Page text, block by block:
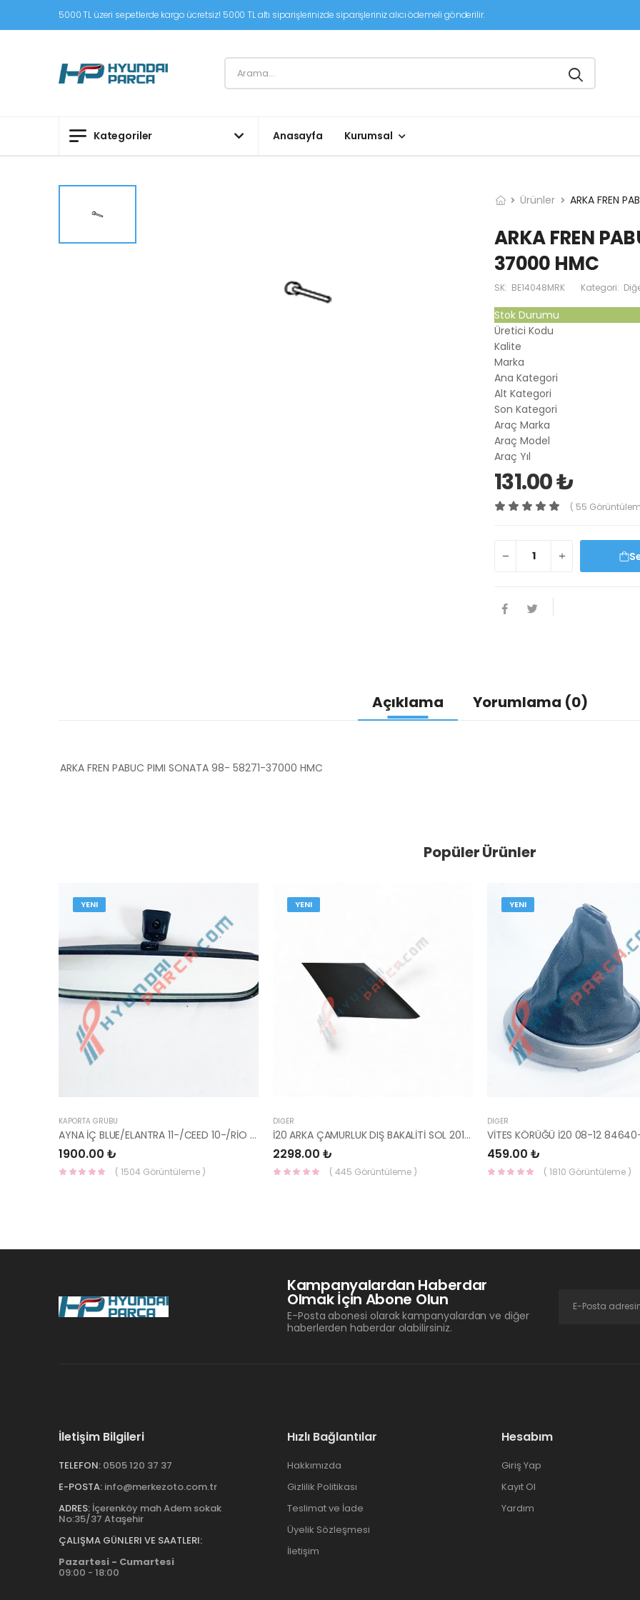
5000 TL üzeri sepetlerde kargo ücretsiz! 5000 TL altı siparişlerinizde siparişleriniz alıcı ödemeli gönderilir.
Kategoriler Anasayfa Kurumsal
Ürünler ARKA FREN
ARKA FREN
37000 HMC
SK: BE14048MRK Kategori:
Stok Durumu
Üretici Kodu
Kalite
Marka
Ana Kategori
Alt Kategori
Son Kategori
Araç Marka
Araç Model
Araç Yıl
131.00 ₺
( 55
Açıklama Yorumlama (0)
ARKA FREN PABUC PIMI SONATA 98- 58271-37000 HMC
Popüler Ürünler
YENI
KAPORTA GRUBU
AYNA İÇ BLUE/ELANTRA 11-/CEED 10-/RİO 12-/SPORTAGE 11- 85101-3X100-HMC
1900.00 ₺
( 1504 Görüntüleme )
YENI
DIĞER
İ20 ARKA ÇAMURLUK DIŞ BAKALİTİ SOL 2015- ( PARLAK SİYAH ) 87360-C8000-YS
2298.00 ₺
( 445 Görüntüleme )
YENI
DIĞER
VİTES KÖRÜĞÜ İ20 08-12
459.00 ₺
( 1810 Görüntüleme )
Kampanyalardan Haberdar
Olmak İçin Abone Olun
E-Posta abonesi olarak kampanyalardan ve diğer
haberlerden haberdar olabilirsiniz.
İletişim Bilgileri
TELEFON: 0505 120 37 37
E-POSTA: info@merkezoto.com.tr
ADRES: İçerenköy mah Adem sokak
No:35/37 Ataşehir
ÇALIŞMA GÜNLERI VE SAATLERI:
Pazartesi - Cumartesi
09:00 - 18:00
Hızlı Bağlantılar
Hakkımızda
Gizlilik Politikası
Teslimat ve İade
Üyelik Sözleşmesi
İletişim
Hesabım
Giriş Yap
Kayıt Ol
Yardım